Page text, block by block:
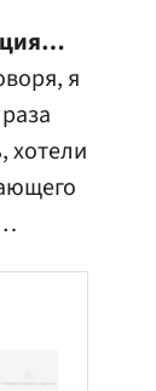
я
хотели